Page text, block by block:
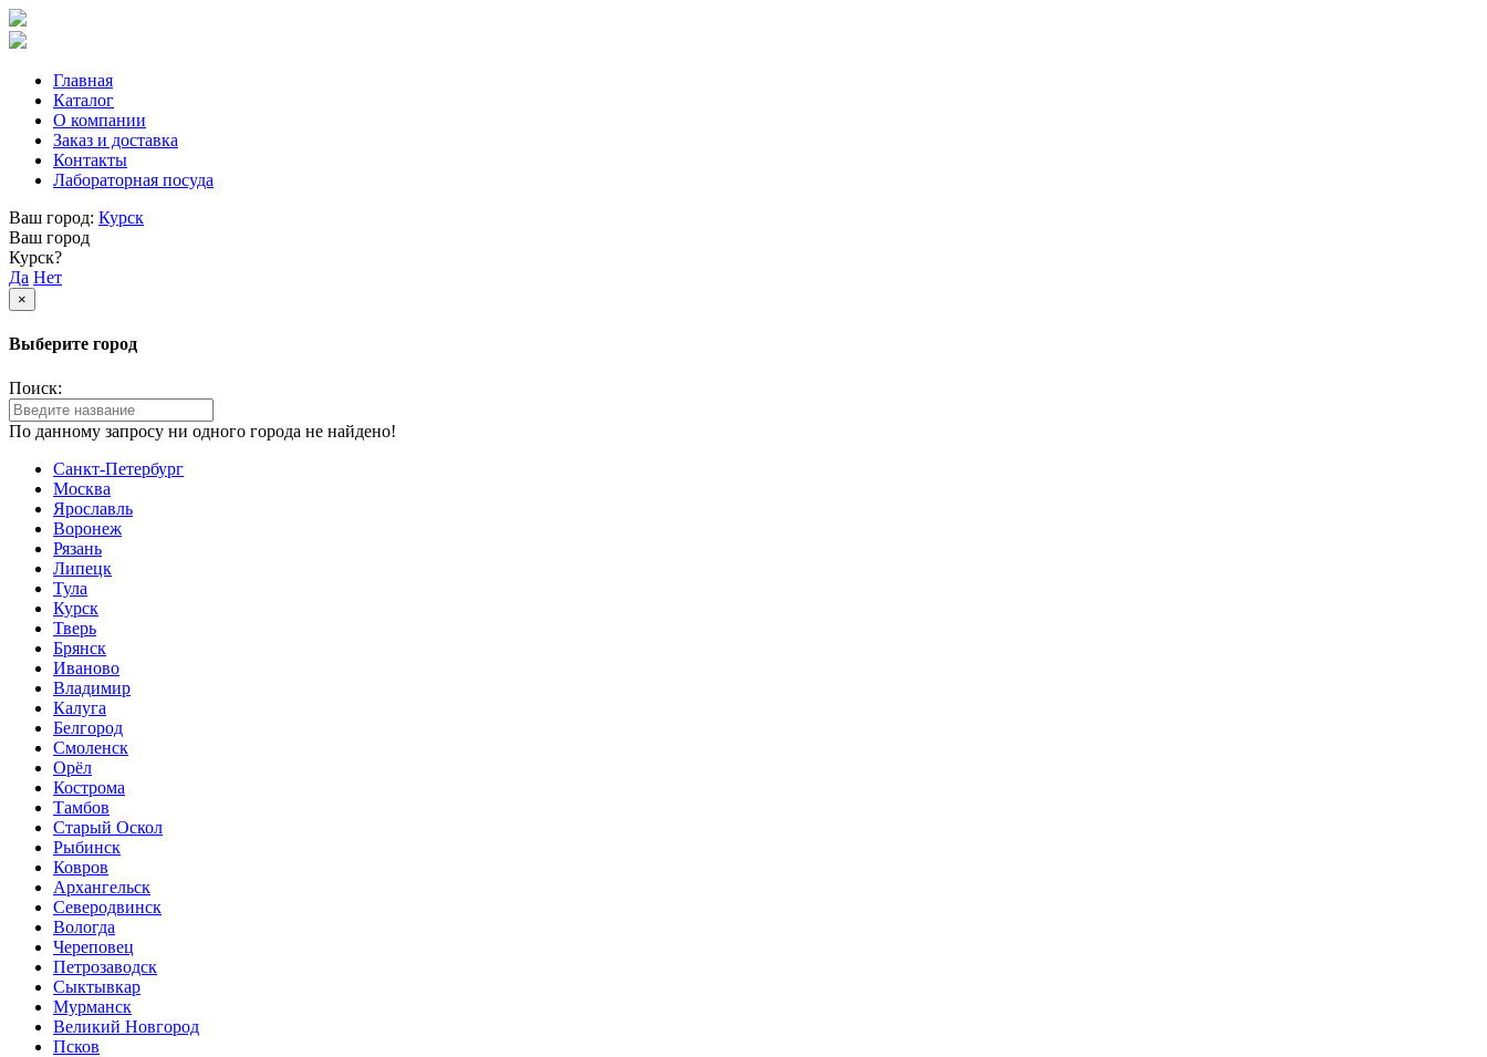
Главная
Каталог
О компании
Заказ и доставка
Контакты
Лабораторная посуда
Ваш город: Курск
Ваш город
Курск?
Да Нет
×
Выберите город
Поиск:
По данному запросу ни одного города не найдено!
Санкт-Петербург
Москва
Ярославль
Воронеж
Рязань
Липецк
Тула
Курск
Тверь
Брянск
Иваново
Владимир
Калуга
Белгород
Смоленск
Орёл
Кострома
Тамбов
Старый Оскол
Рыбинск
Ковров
Архангельск
Северодвинск
Вологда
Череповец
Петрозаводск
Сыктывкар
Мурманск
Великий Новгород
Псков